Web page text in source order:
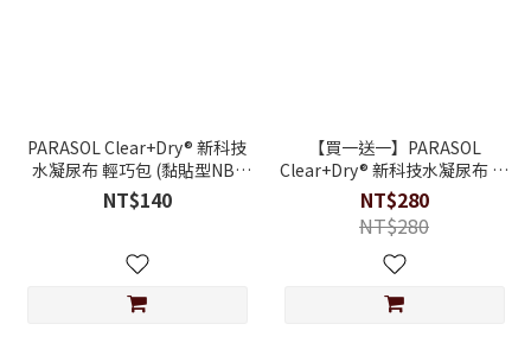
PARASOL Clear+Dry® 新科技
水凝尿布 輕巧包 (黏貼型NB-
XL)
NT$140
【買一送一】PARASOL
Clear+Dry® 新科技水凝尿布 輕
巧包 (新客限定)
NT$280
NT$280